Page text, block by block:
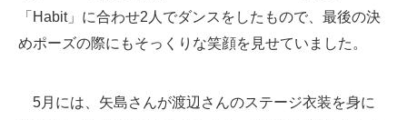
「Habit」に合わせ2人でダンスをしたもので、最後の決
めポーズの際にもそっくりな笑顔を見せていました。
5月には、矢島さんが渡辺さんのステージ衣装を身に